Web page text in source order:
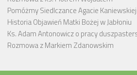
Pomóżmy Siedlczance Agacie
Historia Objawień Matki Bożej w Jabłoniu
Ks. Adam Antonowicz o pracy
Rozmowa z Markiem Zdanowskim